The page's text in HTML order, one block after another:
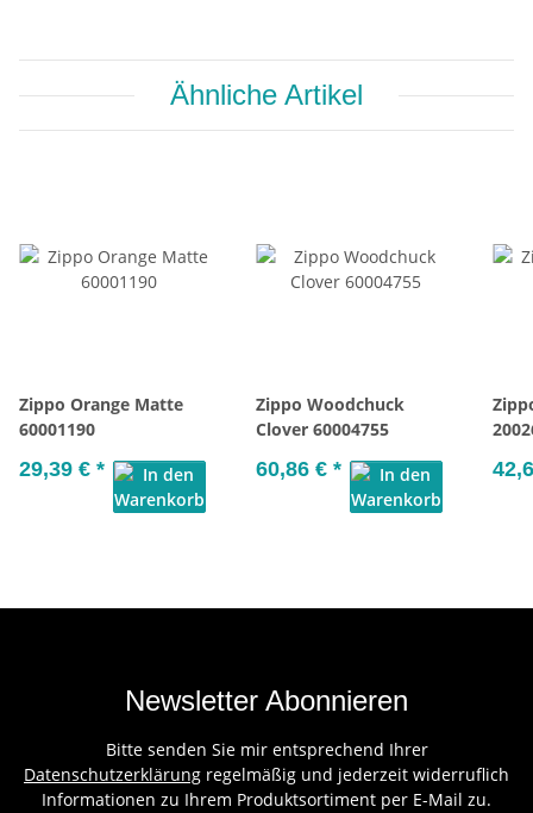
Ähnliche Artikel
Zippo Orange Matte
60001190
29,39 € *
Zippo Woodchuck
Clover 60004755
60,86 € *
Newsletter Abonnieren
Bitte senden Sie mir entsprechend Ihrer
Datenschutzerklärung regelmäßig und jederzeit widerruflich
Informationen zu Ihrem Produktsortiment per E-Mail zu.